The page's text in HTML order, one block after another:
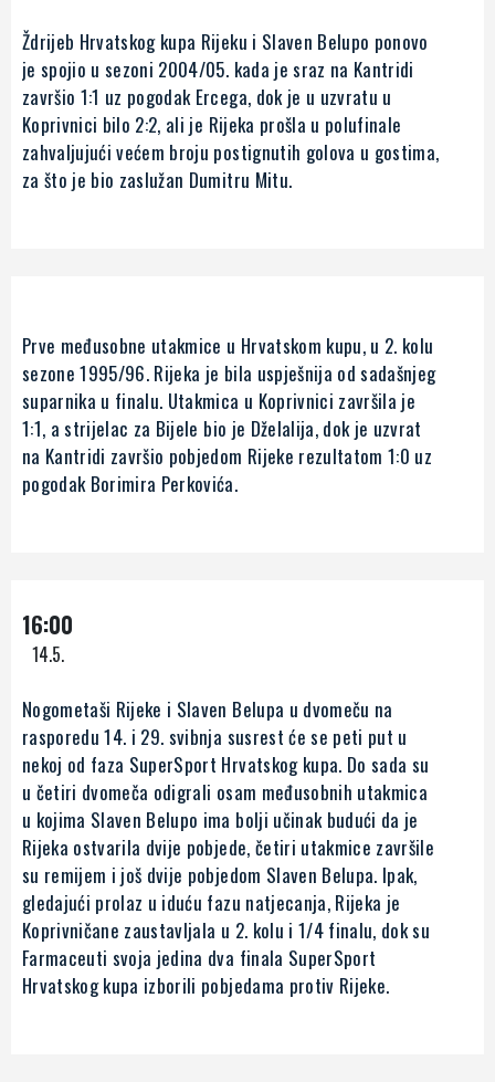
Ždrijeb Hrvatskog kupa Rijeku i Slaven Belupo ponovo
je spojio u sezoni 2004/05. kada je sraz na Kantridi
završio 1:1 uz pogodak Ercega, dok je u uzvratu u
Koprivnici bilo 2:2, ali je Rijeka prošla u polufinale
zahvaljujući većem broju postignutih golova u gostima,
za što je bio zaslužan Dumitru Mitu.
Prve međusobne utakmice u Hrvatskom kupu, u 2. kolu
sezone 1995/96. Rijeka je bila uspješnija od sadašnjeg
suparnika u finalu. Utakmica u Koprivnici završila je
1:1, a strijelac za Bijele bio je Dželalija, dok je uzvrat
na Kantridi završio pobjedom Rijeke rezultatom 1:0 uz
pogodak Borimira Perkovića.
16:00
14.5.
Nogometaši Rijeke i Slaven Belupa u dvomeču na
rasporedu 14. i 29. svibnja susrest će se peti put u
nekoj od faza SuperSport Hrvatskog kupa. Do sada su
u četiri dvomeča odigrali osam međusobnih utakmica
u kojima Slaven Belupo ima bolji učinak budući da je
Rijeka ostvarila dvije pobjede, četiri utakmice završile
su remijem i još dvije pobjedom Slaven Belupa. Ipak,
gledajući prolaz u iduću fazu natjecanja, Rijeka je
Koprivničane zaustavljala u 2. kolu i 1/4 finalu, dok su
Farmaceuti svoja jedina dva finala SuperSport
Hrvatskog kupa izborili pobjedama protiv Rijeke.